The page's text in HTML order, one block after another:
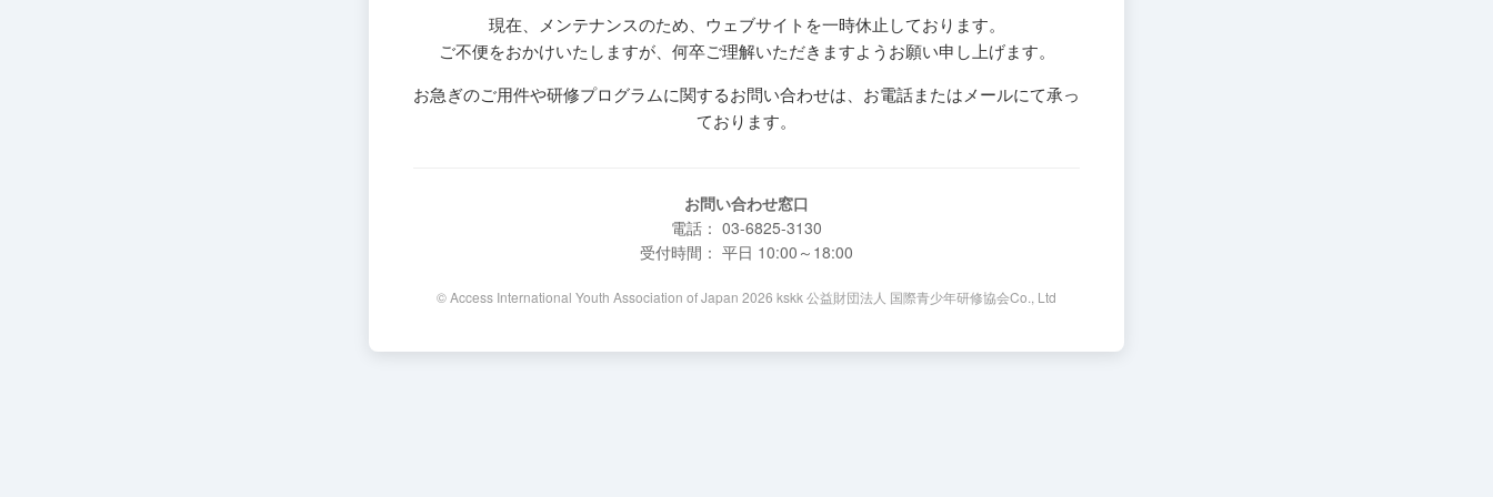
現在、メンテナンスのため、ウェブサイトを一時休止しております。
ご不便をおかけいたしますが、何卒ご理解いただきますようお願い申し上げます。
お急ぎのご用件や研修プログラムに関するお問い合わせは、お電話またはメールにて承っ
ております。
お問い合わせ窓口
電話： 03-6825-3130
受付時間： 平日 10:00～18:00
© Access International Youth Association of Japan 2026 kskk 公益財団法人 国際青少年研修協会Co., Ltd